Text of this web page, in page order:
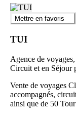
Mettre en favoris
TUI
Agence de
Circuit et en Séjour
Vente de voyages
accompagnés,
ainsi que de 50